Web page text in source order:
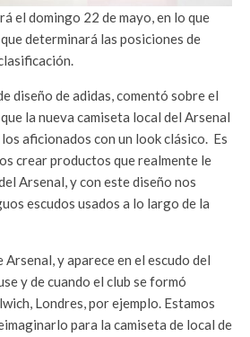
el domingo 22 de mayo, en lo que
determinará las posiciones de
diseño de adidas, comentó sobre el
la nueva camiseta local del Arsenal
aficionados con un look clásico. Es
crear productos que realmente le
Arsenal, y con este diseño nos
escudos usados a lo largo de la
Arsenal, y aparece en el escudo del
y de cuando el club se formó
Londres, por ejemplo. Estamos
para la camiseta de local de